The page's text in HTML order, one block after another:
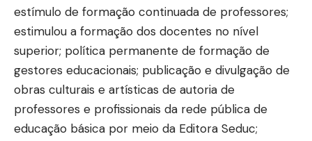
estímulo de formação continuada de professores;
estimulou a formação dos docentes no nível
superior; política permanente de formação de
gestores educacionais; publicação e divulgação de
obras culturais e artísticas de autoria de
professores e profissionais da rede pública de
educação básica por meio da Editora Seduc;